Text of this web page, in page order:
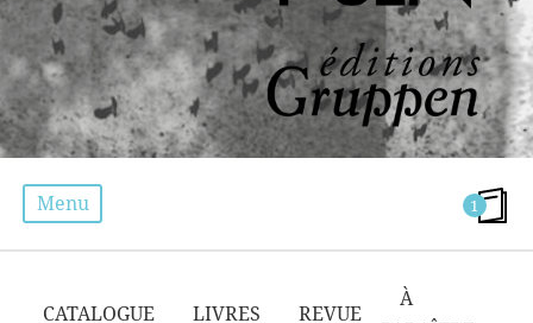
Menu 1
CATALOGUE
LIVRES REVUE
À